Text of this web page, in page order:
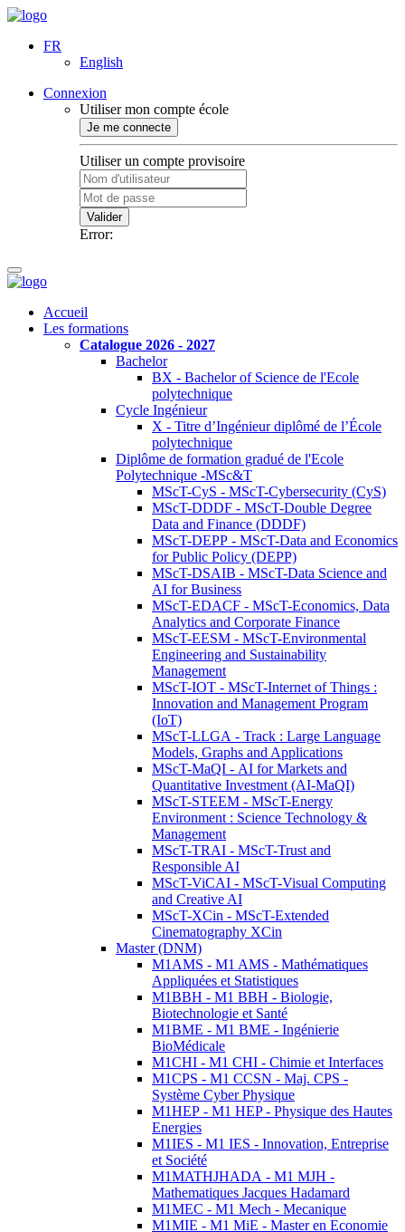
FR
English
Connexion
Utiliser mon compte école
Je me connecte
Utiliser un compte provisoire
Valider
Error:
Accueil
Les formations
Catalogue 2026 - 2027
Bachelor
BX - Bachelor of Science de l'Ecole
polytechnique
Cycle Ingénieur
X - Titre d’Ingénieur diplômé de l’École
polytechnique
Diplôme de formation gradué de l'Ecole
Polytechnique -MSc&T
MScT-CyS - MScT-Cybersecurity (CyS)
MScT-DDDF - MScT-Double Degree
Data and Finance (DDDF)
MScT-DEPP - MScT-Data and Economics
for Public Policy (DEPP)
MScT-DSAIB - MScT-Data Science and
AI for Business
MScT-EDACF - MScT-Economics, Data
Analytics and Corporate Finance
MScT-EESM - MScT-Environmental
Engineering and Sustainability
Management
MScT-IOT - MScT-Internet of Things :
Innovation and Management Program
(IoT)
MScT-LLGA - Track : Large Language
Models, Graphs and Applications
MScT-MaQI - AI for Markets and
Quantitative Investment (AI-MaQI)
MScT-STEEM - MScT-Energy
Environment : Science Technology &
Management
MScT-TRAI - MScT-Trust and
Responsible AI
MScT-ViCAI - MScT-Visual Computing
and Creative AI
MScT-XCin - MScT-Extended
Cinematography XCin
Master (DNM)
M1AMS - M1 AMS - Mathématiques
Appliquées et Statistiques
M1BBH - M1 BBH - Biologie,
Biotechnologie et Santé
M1BME - M1 BME - Ingénierie
BioMédicale
M1CHI - M1 CHI - Chimie et Interfaces
M1CPS - M1 CCSN - Maj. CPS -
Système Cyber Physique
M1HEP - M1 HEP - Physique des Hautes
Energies
M1IES - M1 IES - Innovation, Entreprise
et Société
M1MATHJHADA - M1 MJH -
Mathematiques Jacques Hadamard
M1MEC - M1 Mech - Mecanique
M1MIE - M1 MiE - Master en Economie